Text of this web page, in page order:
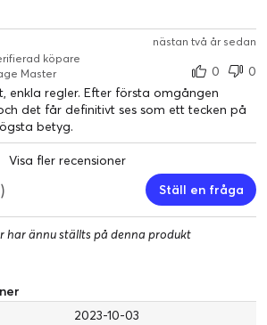
nästan två år sedan
köpare
Master
0
0
enkla regler. Efter första omgången
det får definitivt ses som ett tecken på
betyg.
Visa fler recensioner
Ställ en fråga
har ännu ställts på denna produkt
2023-10-03